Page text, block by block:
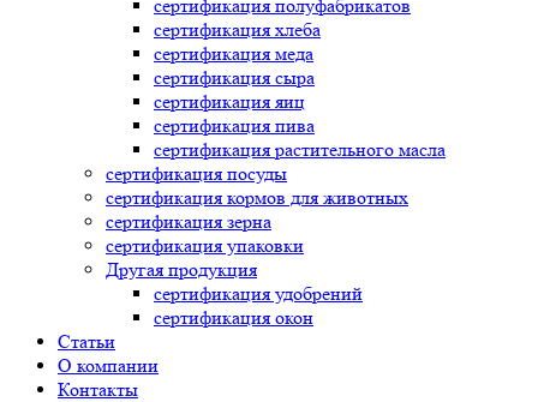
сертификация полуфабрикатов
сертификация хлеба
сертификация меда
сертификация сыра
сертификация яиц
сертификация пива
сертификация растительного масла
сертификация посуды
сертификация кормов для животных
сертификация зерна
сертификация упаковки
Другая продукция
сертификация удобрений
сертификация окон
Статьи
О компании
Контакты